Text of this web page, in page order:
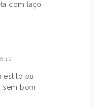
com laço
estilo ou
sem bom